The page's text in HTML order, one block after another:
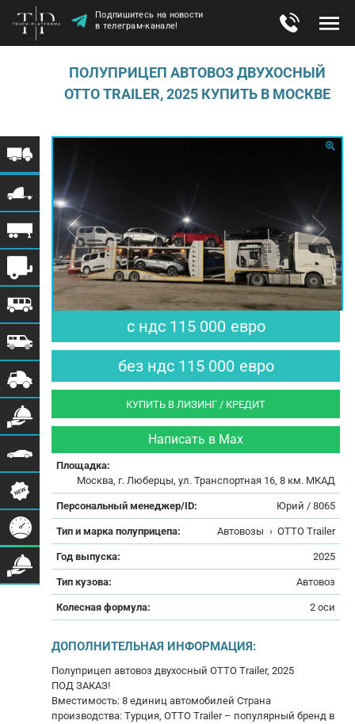
Подпишитесь на новости
в телеграм-канале!
ПОЛУПРИЦЕП АВТОВОЗ ДВУХОСНЫЙ
OTTO TRAILER, 2025 КУПИТЬ В МОСКВЕ
с ндс 115 000 евро
без ндс 115 000 евро
КУПИТЬ В ЛИЗИНГ / КРЕДИТ
Написать в Max
Площадка:
Москва, г. Люберцы, ул. Транспортная 16, 8 км. МКАД
Персональный менеджер/ID: Юрий / 8065
Тип и марка полуприцепа: Автовозы › OTTO Trailer
Год выпуска: 2025
Тип кузова: Автовоз
Колесная формула: 2 оси
ДОПОЛНИТЕЛЬНАЯ ИНФОРМАЦИЯ:
Полуприцеп автовоз двухосный OTTO Trailer, 2025
ПОД ЗАКАЗ!
Вместимость: 8 единиц автомобилей Страна
производства: Турция, OTTO Trailer – популярный бренд в